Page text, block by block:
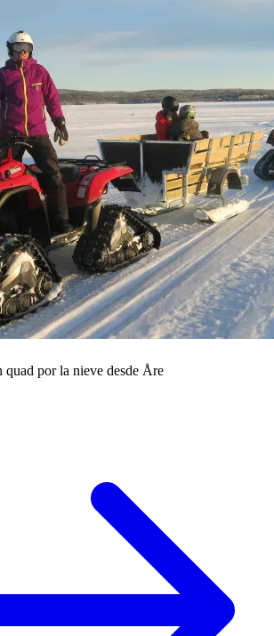
por la nieve desde Åre